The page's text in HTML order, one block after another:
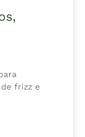
frizz e